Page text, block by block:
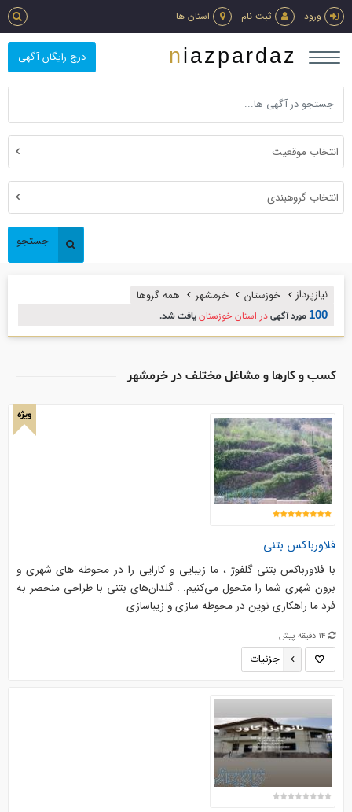
ورود ثبت نام استان ها
درج رایگان آگهی niazpardaz
انتخاب موقعیت
انتخاب گروهبندی
جستجو
نیازپرداز خوزستان خرمشهر همه گروها
100 مورد آگهیدر استان خوزستانیافت شد.
کسب و کارها و مشاغل مختلف در خرمشهر
ویژه
فلاورباکس بتنی
با فلاورباکس بتنی گلفوژ ، ما زیبایی و کارایی را در محوطه های شهری و
برون شهری شما را متحول می‌کنیم. . گلدان‌های بتنی با طراحی منحصر به
فرد ما راهکاری نوین در محوطه سازی و زیباسازی
14 دقیقه پیش
جزئیات